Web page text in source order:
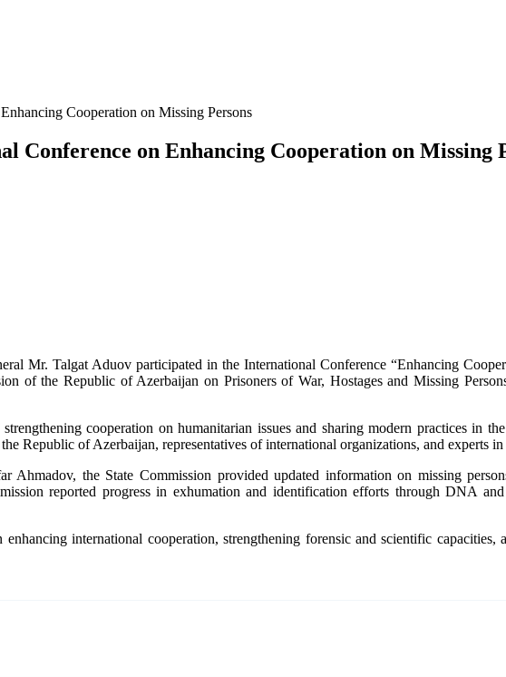
Conference on Enhancing Cooperation on Missing
Mr. Talgat Aduov participated in the International Conference “Enhancing
of the Republic of Azerbaijan on Prisoners of War, Hostages and Missing
cooperation on humanitarian issues and sharing modern practices in
Republic of Azerbaijan, representatives of international organizations, and experts
Ahmadov, the State Commission provided updated information on missing
reported progress in exhumation and identification efforts through DNA
international cooperation, strengthening forensic and scientific capacities,